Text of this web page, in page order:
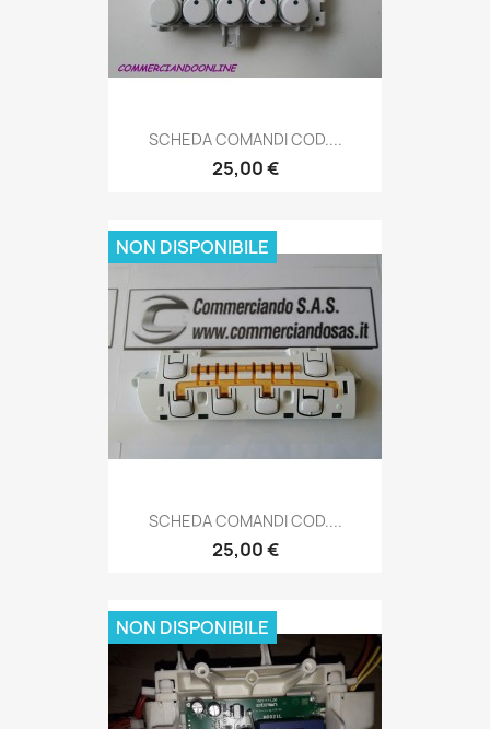
SCHEDA COMANDI COD....
25,00 €
SCHEDA COMANDI COD....
25,00 €
NON DISPONIBILE
NON DISPONIBILE